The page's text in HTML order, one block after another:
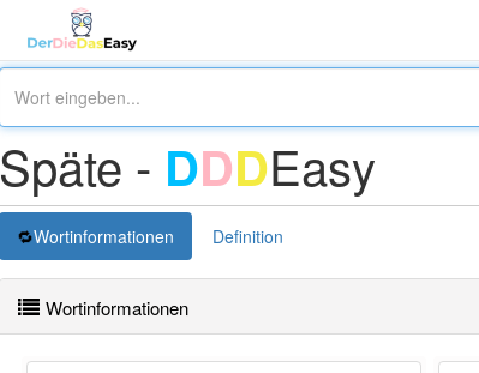
Späte - DDDEasy
Wortinformationen Definition
Wortinformationen